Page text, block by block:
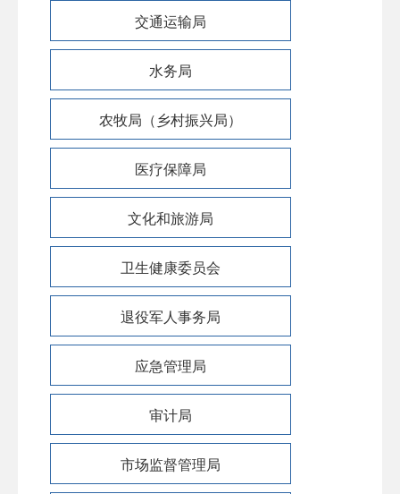
交通运输局
水务局
农牧局（乡村振兴局）
医疗保障局
文化和旅游局
卫生健康委员会
退役军人事务局
应急管理局
审计局
市场监督管理局